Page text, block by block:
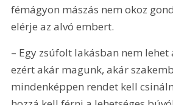
fémágyon mászás nem okoz
elérje az alvó embert.
– Egy zsúfolt lakásban nem
ezért akár magunk, akár
mindenképpen rendet kell